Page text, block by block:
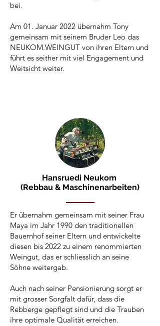
bei.
Am 01. Januar 2022 übernahm Tony
gemeinsam mit seinem Bruder Leo das
NEUKOM.WEINGUT von ihren Eltern und
führt es seither mit viel Engagement und
Weitsicht weiter.
Hansruedi Neukom
(Rebbau & Maschinenarbeiten)
Er übernahm gemeinsam mit seiner Frau
Maya im Jahr 1990 den traditionellen
Bauernhof seiner Eltern und entwickelte
diesen bis 2022 zu einem renommierten
Weingut, das er schliesslich an seine
Söhne weitergab.
Auch nach seiner Pensionierung sorgt er
mit grosser Sorgfalt dafür, dass die
Rebberge gepflegt sind und die Trauben
ihre optimale Qualität erreichen.